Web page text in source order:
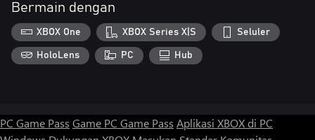
Bermain dengan
XBOX One XBOX Series X|S Seluler
HoloLens PC Hub
PC Game Pass Game PC Game Pass Aplikasi XBOX di PC